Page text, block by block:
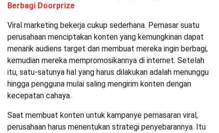
Berbagi Doorprize
Viral marketing bekerja cukup sederhana. Pemasar suatu
perusahaan menciptakan konten yang kemungkinan dapat
menarik audiens target dan membuat mereka ingin berbagi,
kemudian mereka mempromosikannya di internet. Setelah
itu, satu-satunya hal yang harus dilakukan adalah menunggu
hingga pengguna mulai saling mengirim konten dengan
kecepatan cahaya.
Saat membuat konten untuk kampanye pemasaran viral,
perusahaan harus menentukan strategi penyebarannya. Itu